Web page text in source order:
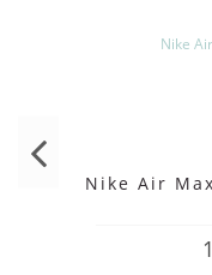
Nike Air